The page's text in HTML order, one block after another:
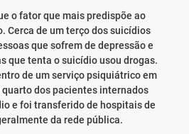
o fator que mais predispõe ao
Cerca de um terço dos suicídios
que sofrem de depressão e
que tenta o suicídio usou drogas.
de um serviço psiquiátrico em
dos pacientes internados
e foi transferido de hospitais de
da rede pública.